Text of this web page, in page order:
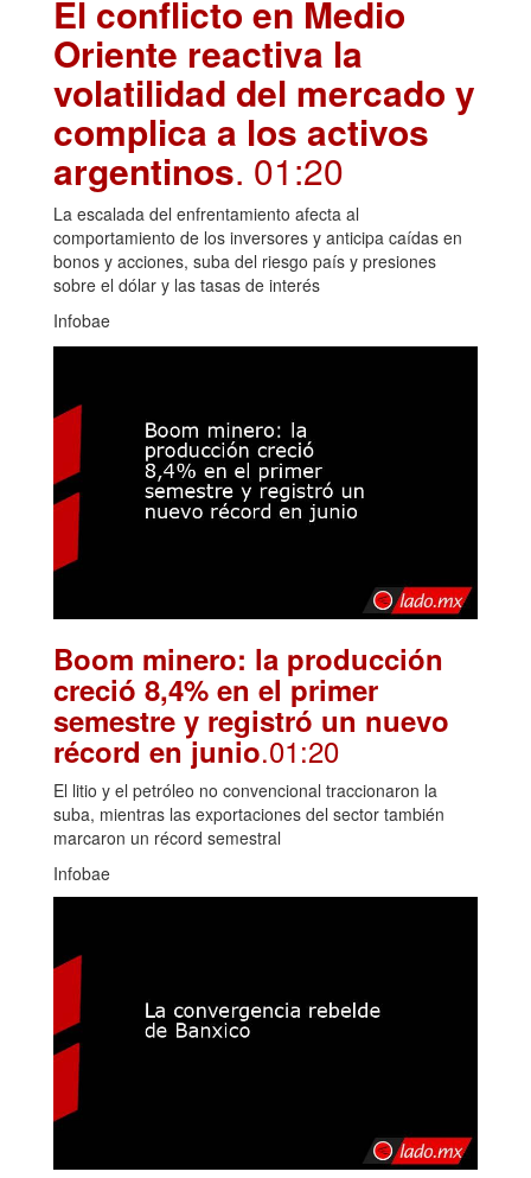
El conflicto en Medio
Oriente reactiva la
volatilidad del mercado y
complica a los activos
argentinos. 01:20
La escalada del enfrentamiento afecta al
comportamiento de los inversores y anticipa caídas en
bonos y acciones, suba del riesgo país y presiones
sobre el dólar y las tasas de interés
Infobae
Boom minero: la producción
creció 8,4% en el primer
semestre y registró un nuevo
récord en junio.01:20
El litio y el petróleo no convencional traccionaron la
suba, mientras las exportaciones del sector también
marcaron un récord semestral
Infobae